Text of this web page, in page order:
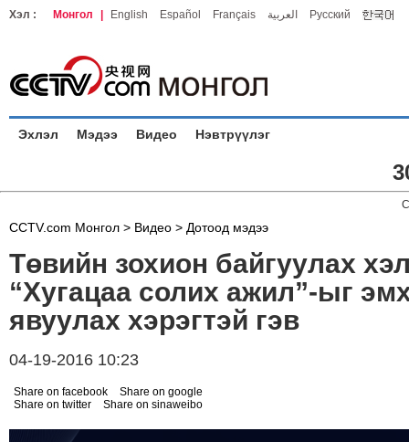
Хэл : Монгол English Español Français العربية Русский
Эхлэл Мэдээ Видео Нэвтрүүлэг
CCTV.com Монгол > Видео > Дотоод мэдээ
Төвийн зохион байгуулах
“Хугацаа солих ажил”-ыг
явуулах хэрэгтэй гэв
04-19-2016 10:23
Share on facebook
Share on google
Share on twitter
Share on sinaweibo